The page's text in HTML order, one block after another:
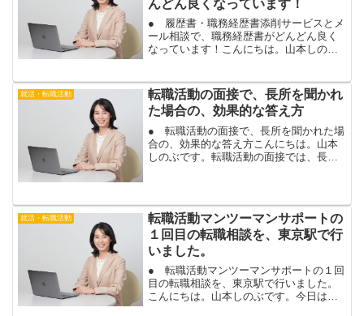
んどん良くなっています！
● 履歴書・職務経歴書添削サービスとメ
ール相談で、職務経歴書がどんどん良く
なっています！こんにちは。山本しのぶ
履歴書と職務経歴書の添削をメールで行
いました。今回で、お客...
就活・転職活動
転職活動の面接で、長所を聞かれ
た場合の、効果的な答え方
● 転職活動の面接で、長所を聞かれた場
合の、効果的な答え方こんにちは。山本
しのぶです。転職活動の面接では、長所
もお伝えしますね。面接で...
就活・転職活動
転職活動マンツーマンサポートの
１回目の転職相談を、東京駅で行
いました。
● 転職活動マンツーマンサポートの１回
目の転職相談を、東京駅で行いました。
こんにちは。山本しのぶです。今日は、